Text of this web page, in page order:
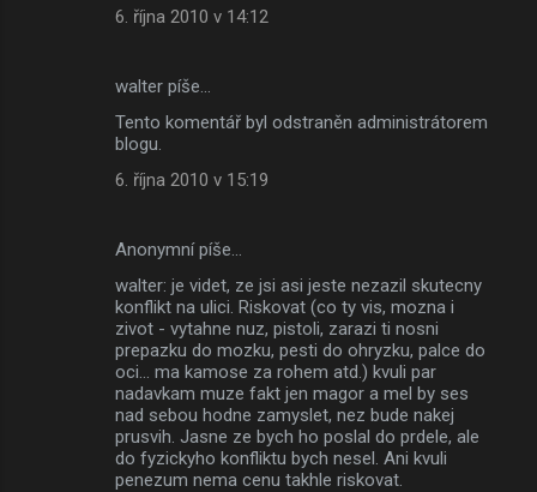
6. října 2010 v 14:12
walter píše…
Tento komentář byl odstraněn administrátorem
blogu.
6. října 2010 v 15:19
Anonymní píše…
walter: je videt, ze jsi asi jeste nezazil skutecny
konflikt na ulici. Riskovat (co ty vis, mozna i
zivot - vytahne nuz, pistoli, zarazi ti nosni
prepazku do mozku, pesti do ohryzku, palce do
oci... ma kamose za rohem atd.) kvuli par
nadavkam muze fakt jen magor a mel by ses
nad sebou hodne zamyslet, nez bude nakej
prusvih. Jasne ze bych ho poslal do prdele, ale
do fyzickyho konfliktu bych nesel. Ani kvuli
penezum nema cenu takhle riskovat.